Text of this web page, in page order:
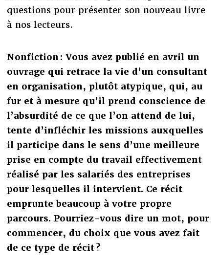
questions pour présenter son nouveau livre
à nos lecteurs.
Nonfiction : Vous avez publié en avril un
ouvrage qui retrace la vie d’un consultant
en organisation, plutôt atypique, qui, au
fur et à mesure qu’il prend conscience de
l’absurdité de ce que l’on attend de lui,
tente d’infléchir les missions auxquelles
il participe dans le sens d’une meilleure
prise en compte du travail effectivement
réalisé par les salariés des entreprises
pour lesquelles il intervient. Ce récit
emprunte beaucoup à votre propre
parcours. Pourriez-vous dire un mot, pour
commencer, du choix que vous avez fait
de ce type de récit ?